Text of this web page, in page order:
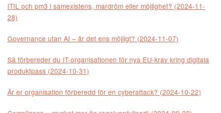
ITIL och pm3 i samexistens, mardröm eller möjlighet? (2024-11-
28)
Governance utan AI – är det ens möjligt? (2024-11-07)
Så förbereder du IT-organisationen för nya EU-krav kring digitala
produktpass (2024-10-31)
Är er organisation förberedd för en cyberattack? (2024-10-22)